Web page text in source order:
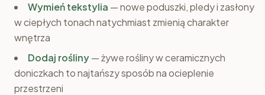
Wymień tekstylia — nowe poduszki, pledy i zasłony
w ciepłych tonach natychmiast zmienią charakter
wnętrza
Dodaj rośliny— żywe rośliny w ceramicznych
doniczkach to najtańszy sposób na ocieplenie
przestrzeni